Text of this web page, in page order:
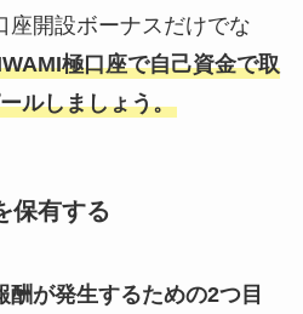
座開設ボーナスだけでな
極口座で自己資金で取
ルしましょう。
保有する
が発生するための2つ目